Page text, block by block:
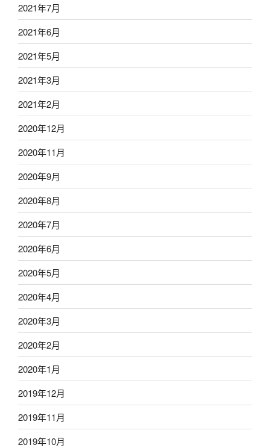
2021年7月
2021年6月
2021年5月
2021年3月
2021年2月
2020年12月
2020年11月
2020年9月
2020年8月
2020年7月
2020年6月
2020年5月
2020年4月
2020年3月
2020年2月
2020年1月
2019年12月
2019年11月
2019年10月